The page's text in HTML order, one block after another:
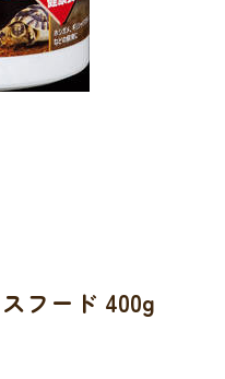
フード 400g